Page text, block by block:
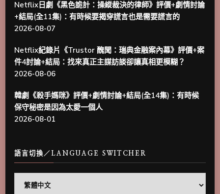
Netflix日劇《黑色詭計：操縱裁決的律師》評價+劇情討論
+結局(全11集)：有時候要揭穿謊言也是需要謊言的
2026-08-07
Netflix紀錄片《Trustor 醜聞：瑞典金融案內幕》評價+案
件4討論+結局：找來真正主謀訪談卻讓真相更模糊？
2026-08-06
韓劇《殺手媽咪》評價+劇情討論+結局(全14集)：有時候
保守秘密是因為太愛一個人
2026-08-01
語言切換／LANGUAGE SWITCHER